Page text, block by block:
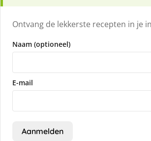
Ontvang de lekkerste recepten in je
Naam (optioneel)
E-mail
Aanmelden